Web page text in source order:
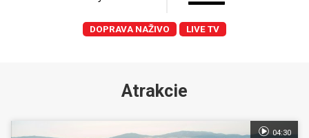
DOPRAVA NAŽIVO LIVE TV
Atrakcie
04:30